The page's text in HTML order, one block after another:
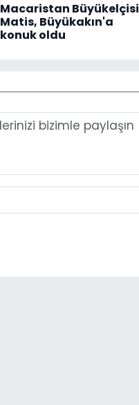
Macaristan Büyükelçisi
Matis, Büyükakın'a
konuk oldu